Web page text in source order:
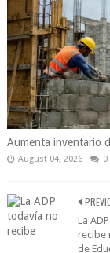
Aumenta inventario
August 04, 2026 0
La
recibe
de